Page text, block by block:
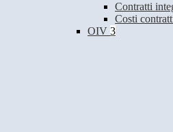
Contratti
Costi
OIV 3